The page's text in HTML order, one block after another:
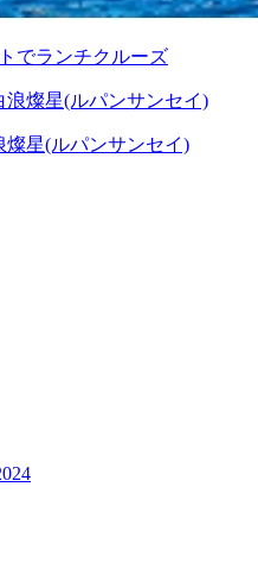
でランチクルーズ
燦星(ルパンサンセイ)